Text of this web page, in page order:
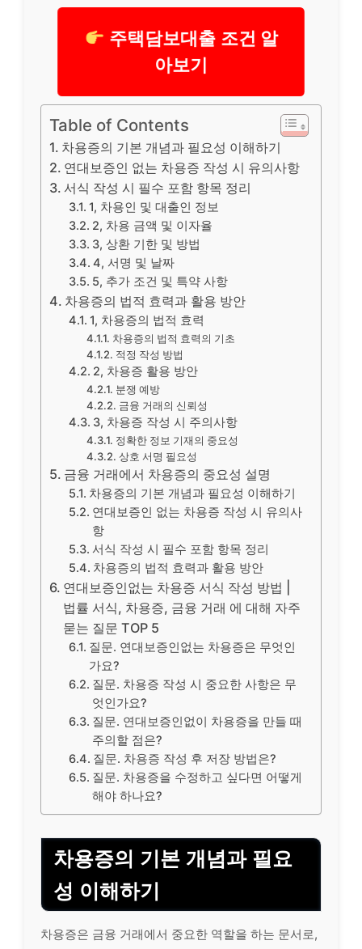
주택담보대출 조건 알
아보기
Table of Contents
차용증의 기본 개념과 필요성 이해하기
연대보증인 없는 차용증 작성 시 유의사항
서식 작성 시 필수 포함 항목 정리
1, 차용인 및 대출인 정보
2, 차용 금액 및 이자율
3, 상환 기한 및 방법
4, 서명 및 날짜
5, 추가 조건 및 특약 사항
차용증의 법적 효력과 활용 방안
1, 차용증의 법적 효력
차용증의 법적 효력의 기초
적정 작성 방법
2, 차용증 활용 방안
분쟁 예방
금융 거래의 신뢰성
3, 차용증 작성 시 주의사항
정확한 정보 기재의 중요성
상호 서명 필요성
금융 거래에서 차용증의 중요성 설명
차용증의 기본 개념과 필요성 이해하기
연대보증인 없는 차용증 작성 시 유의사
항
서식 작성 시 필수 포함 항목 정리
차용증의 법적 효력과 활용 방안
연대보증인없는 차용증 서식 작성 방법 |
법률 서식, 차용증, 금융 거래 에 대해 자주
묻는 질문 TOP 5
질문. 연대보증인없는 차용증은 무엇인
가요?
질문. 차용증 작성 시 중요한 사항은 무
엇인가요?
질문. 연대보증인없이 차용증을 만들 때
주의할 점은?
질문. 차용증 작성 후 저장 방법은?
질문. 차용증을 수정하고 싶다면 어떻게
해야 하나요?
차용증의 기본 개념과 필요
성 이해하기
차용증은 금융 거래에서 중요한 역할을 하는 문서로,